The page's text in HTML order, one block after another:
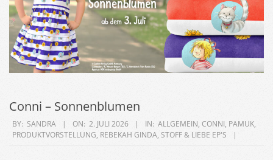
Conni – Sonnenblumen
2026-
07-
BY: SANDRA ON: 2. JULI 2026 IN: ALLGEMEIN, CONNI, PAMUK,
PRODUKTVORSTELLUNG, REBEKAH GINDA, STOFF & LIEBE EP'S